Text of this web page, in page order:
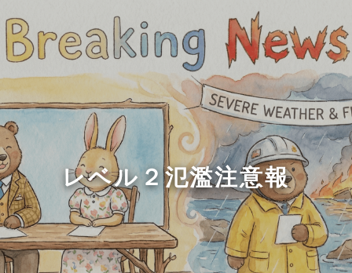
レベル２氾濫注意報